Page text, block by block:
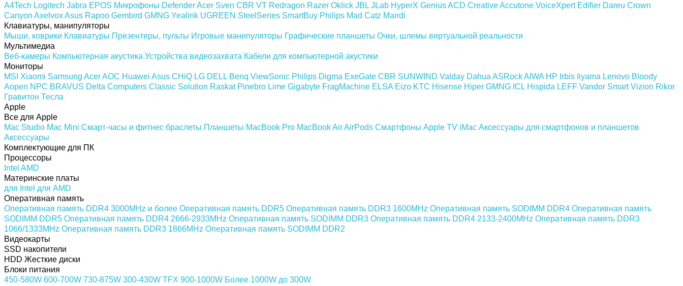
A4Tech Logitech Jabra EPOS Микрофоны DefenderAcer Sven CBR VT Redragon Razer Oklick JBL JLab HyperX GeniusACD CreativeAccutone VoiceXpert Edifier Dareu Crown
Canyon AxelvoxAsus Rapoo Gembird GMNG Yealink UGREEN SteelSeries SmartBuy Philips Mad Catz Mairdi
Клавиатуры, манипуляторы
Мыши, коврики Клавиатуры Презентеры, пульты Игровые манипуляторы Графические планшеты Очки, шлемы виртуальной реальности
Мультимедиа
Веб-камеры Компьютерная акустика Устройства видеозахвата Кабели для компьютерной акустики
Мониторы
MSI Xiaomi Samsung AcerAOC Huawei Asus CHiQ LG DELL Benq ViewSonic Philips Digma ExeGate CBR SUNWIND Valday Dahua ASRockAIWA HP Irbis Iiyama Lenovo Bloody
Aopen NPC BRAVUS Delta Computers Classic Solution Raskat Pinebro Lime Gigabyte FragMachine ELSA Eizo KTC Hisense Hiper GMNG ICL Hispida LEFF Vandor Smart Vizion Rikor
Гравитон Тесла
Apple
Все для Apple
Mac Studio Mac Mini Смарт-часы и фитнес браслеты Планшеты MacBook Pro MacBook AirAirPods Смартфоны Apple TV iMac Аксессуары для смартфонов и планшетов
Аксессуары
Комплектующие для ПК
Процессоры
Intel AMD
Материнские платы
для Intel для AMD
Оперативная память
Оперативная память DDR4 3000MHz и более Оперативная память DDR5 Оперативная память DDR3 1600MHz Оперативная память SODIMM DDR4 Оперативная память
SODIMM DDR5 Оперативная память DDR4 2666-2933MHz Оперативная память SODIMM DDR3 Оперативная память DDR4 2133-2400MHz Оперативная память DDR3
1066/1333MHz Оперативная память DDR3 1866MHz Оперативная память SODIMM DDR2
Видеокарты
SSD накопители
HDD Жесткие диски
Блоки питания
450-580W 600-700W 730-875W 300-430W TFX 900-1000W Более 1000W до 300W